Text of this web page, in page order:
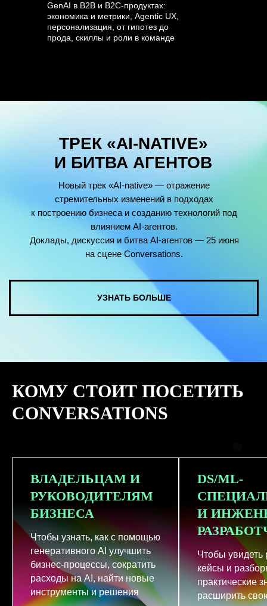
GenAI в B2B и B2C-продуктах:
экономика и метрики, Agentic UX,
персонализация, от гипотез до
прода, скиллы и роли в команде
КОМУ СТОИТ ПОСЕТИТЬ
CONVERSATIONS
ВЛАДЕЛЬЦАМ И
РУКОВОДИТЕЛЯМ
БИЗНЕСА
Чтобы узнать, как с помощью
генеративного AI улучшить
бизнес-процессы, сократить
расходы на AI, найти новые
инструменты и решения
DS/ML-
И
Чтобы увидеть
кейсы и
практические
расширить